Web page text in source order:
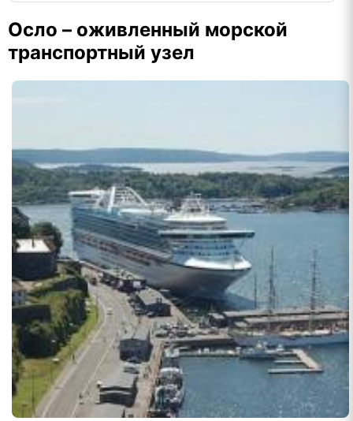
Осло – оживленный морской
транспортный узел